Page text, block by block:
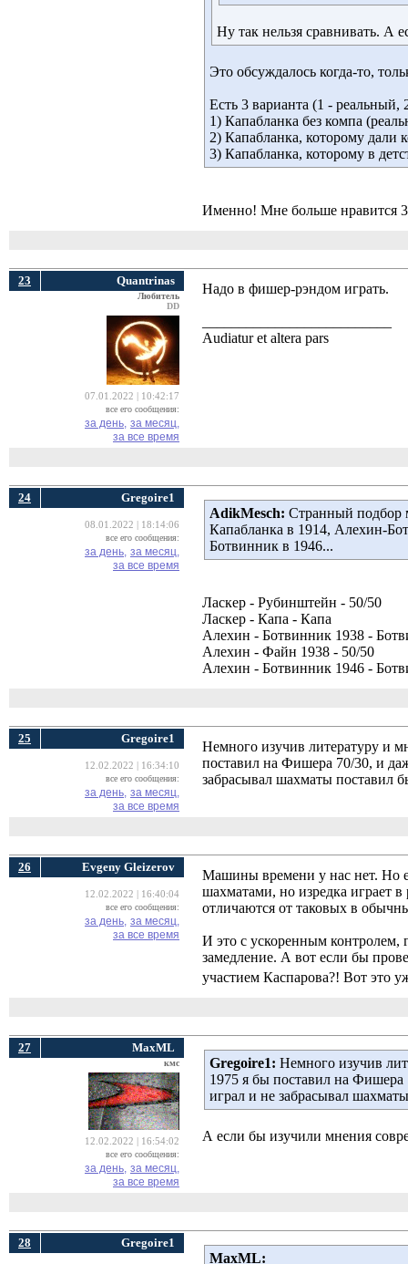
Ну так нельзя сравнивать. А
Это обсуждалось когда-то,
Есть 3 варианта (1 - реальный,
1) Капабланка без компа
2) Капабланка, которому дали
3) Капабланка, которому в
Именно! Мне больше нравится 3
23 Quantrinas
Любитель
DD
07.01.2022 | 10:42:17
все его сообщения:
за день, за месяц,
за все время
Надо в фишер-рэндом играть.
Audiatur et altera pars
24 Gregoire1
08.01.2022 | 18:14:06
все его сообщения:
за день, за месяц,
за все время
AdikMesch: Странный подбор
Капабланка в 1914, Алехин-
Ботвинник в 1946...
Ласкер - Рубинштейн - 50/50
Ласкер - Капа - Капа
Алехин - Ботвинник 1938 -
Алехин - Файн 1938 - 50/50
Алехин - Ботвинник 1946 -
25 Gregoire1
12.02.2022 | 16:34:10
все его сообщения:
за день, за месяц,
за все время
Немного изучив литературу и
поставил на Фишера 70/30, и
забрасывал шахматы поставил
26 Evgeny Gleizerov
12.02.2022 | 16:40:04
все его сообщения:
за день, за месяц,
за все время
Машины времени у нас нет. Но
шахматами, но изредка играет
отличаются от таковых в
И это с ускоренным контролем,
замедление. А вот если бы
участием Каспарова?! Вот это
27 MaxML
кмс
12.02.2022 | 16:54:02
все его сообщения:
за день, за месяц,
за все время
Gregoire1: Немного изучив
1975 я бы поставил на
играл и не забрасывал
А если бы изучили мнения
28 Gregoire1
MaxML: